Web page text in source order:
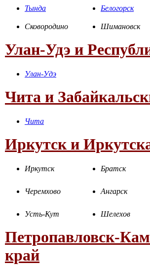
Тында Белогорск
Сковородино Шимановск
Улан-Удэ и
Улан-Удэ
Чита и
Чита
Иркутск и
Иркутск Братск
Черемхово Ангарск
Усть-Кут Шелехов
Петропавловск-
край